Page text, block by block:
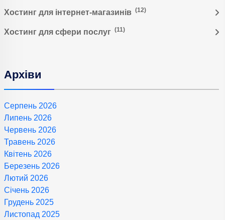
Хостинг для інтернет-магазинів (12)
Хостинг для сфери послуг (11)
Архіви
Серпень 2026
Липень 2026
Червень 2026
Травень 2026
Квітень 2026
Березень 2026
Лютий 2026
Січень 2026
Грудень 2025
Листопад 2025